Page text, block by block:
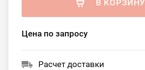
В КОРЗИНУ
Цена по запросу
Расчет доставки